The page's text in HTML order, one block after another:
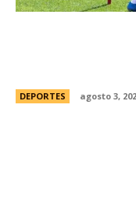
DEPORTES agosto 3,